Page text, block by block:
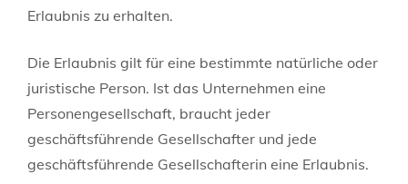
Erlaubnis zu erhalten.
Die Erlaubnis gilt für eine bestimmte natürliche oder
juristische Person. Ist das Unternehmen eine
Personengesellschaft, braucht jeder
geschäftsführende Gesellschafter und jede
geschäftsführende Gesellschafterin eine Erlaubnis.